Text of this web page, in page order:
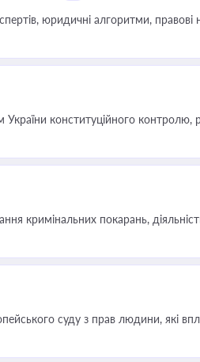
юридичні алгоритми, правові
конституційного контролю,
кримінальних покарань,
суду з прав людини, які